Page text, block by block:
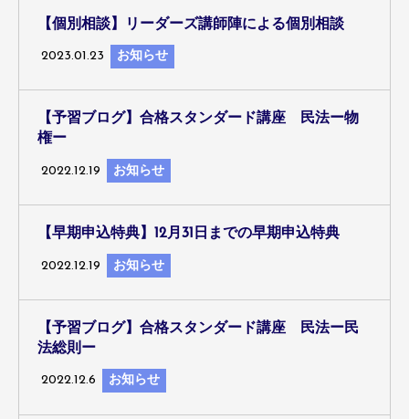
【個別相談】リーダーズ講師陣による個別相談
2023.01.23 お知らせ
【予習ブログ】合格スタンダード講座 民法ー物
権ー
2022.12.19 お知らせ
【早期申込特典】12月31日までの早期申込特典
2022.12.19 お知らせ
【予習ブログ】合格スタンダード講座 民法ー民
法総則ー
2022.12.6 お知らせ